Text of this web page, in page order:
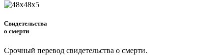
Свидетельства
о смерти
Срочный перевод свидетельства о смерти.